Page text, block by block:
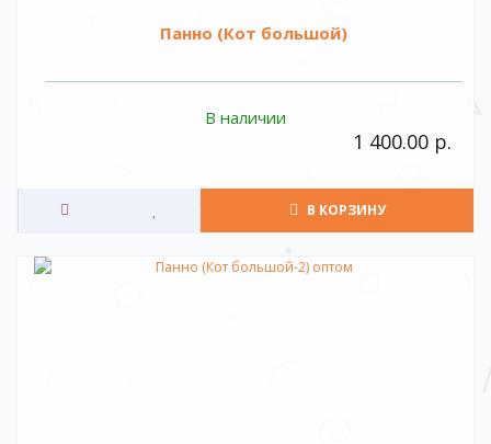
Панно (Кот большой)
В наличии
1 400.00 р.
В КОРЗИНУ